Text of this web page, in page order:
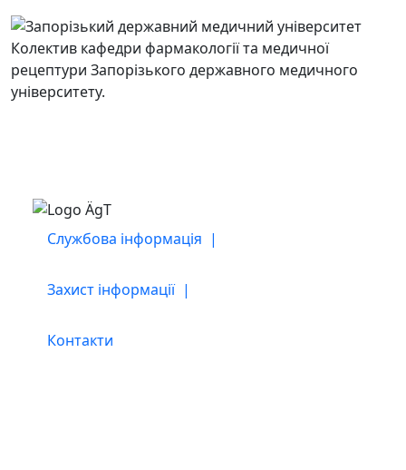
Колектив кафедри фармакології та медичної
рецептури Запорізького державного медичного
університету.
Службова інформація |
Захист інформації |
Контакти